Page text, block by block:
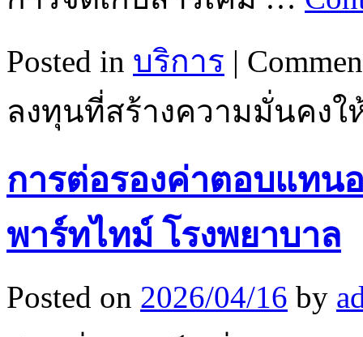
Posted in บริการ |
ลงทุนที่สร้างความมั่นคงใ
การต่อรองค่าตอบแทน
พาร์ทไทม์ โรงพยาบาล
Posted on 2026/04/16 by